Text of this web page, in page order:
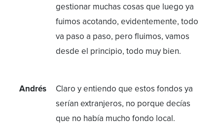
gestionar muchas cosas que luego ya
fuimos acotando, evidentemente, todo
va paso a paso, pero fluimos, vamos
desde el principio, todo muy bien.
Andrés
Claro y entiendo que estos fondos ya
serían extranjeros, no porque decías
que no había mucho fondo local.